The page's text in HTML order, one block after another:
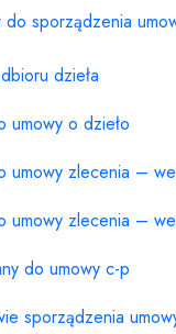
sporządzenia
dzieła
umowy o dzieło
umowy zlecenia –
umowy zlecenia –
do umowy c-p
sporządzenia